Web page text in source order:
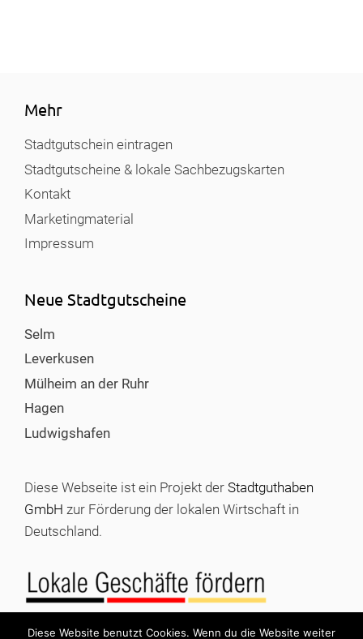
Mehr
Stadtgutschein eintragen
Stadtgutscheine & lokale Sachbezugskarten
Kontakt
Marketingmaterial
Impressum
Neue Stadtgutscheine
Selm
Leverkusen
Mülheim an der Ruhr
Hagen
Ludwigshafen
Diese Webseite ist ein Projekt der Stadtguthaben
GmbH zur Förderung der lokalen Wirtschaft in
Deutschland.
Diese Website benutzt Cookies. Wenn du die Website weiter